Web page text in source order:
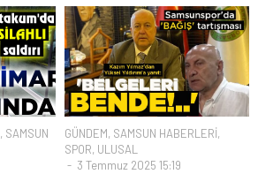
, SAMSUN
GÜNDEM, SAMSUN HABERLERİ,
SPOR, ULUSAL
3 Temmuz 2025 15:19